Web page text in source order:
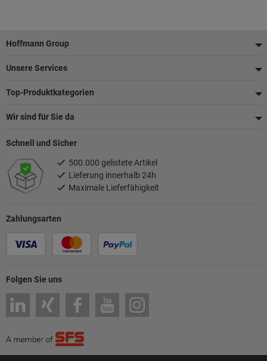
Fußzeile
Hoffmann Group
Unsere Services
Top-Produktkategorien
Wir sind für Sie da
Folgen Sie uns
Zahlungsarten
Schnell und Sicher
500.000 gelistete Artikel
Lieferung innerhalb 24h
Maximale Lieferfähigkeit